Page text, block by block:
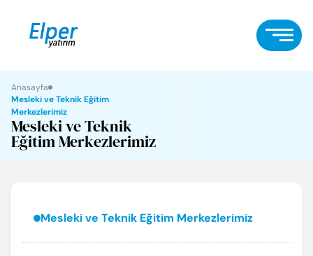
Anasayfa
Mesleki ve Teknik Eğitim
Merkezlerimiz
Mesleki ve Teknik
Eğitim Merkezlerimiz
Mesleki ve Teknik Eğitim Merkezlerimiz